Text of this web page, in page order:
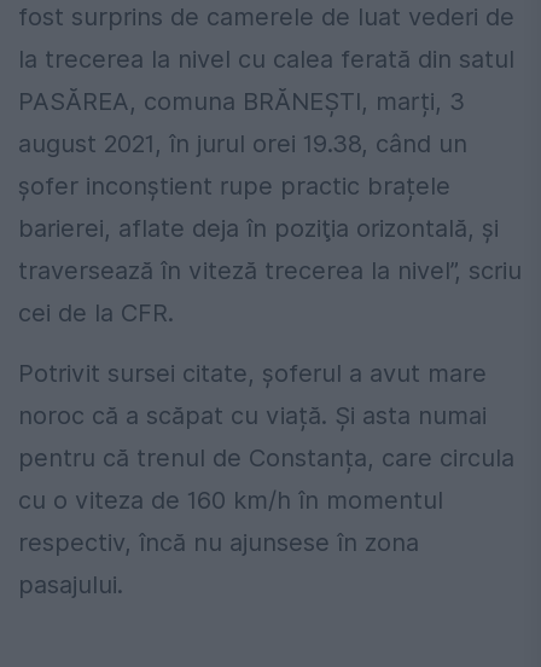
fost surprins de camerele de luat vederi de
la trecerea la nivel cu calea ferată din satul
PASĂREA, comuna BRĂNEȘTI, marți, 3
august 2021, în jurul orei 19.38, când un
şofer inconştient rupe practic brațele
barierei, aflate deja în poziţia orizontală, și
traversează în viteză trecerea la nivel”, scriu
cei de la CFR.
Potrivit sursei citate, șoferul a avut mare
noroc că a scăpat cu viață. Și asta numai
pentru că trenul de Constanța, care circula
cu o viteza de 160 km/h în momentul
respectiv, încă nu ajunsese în zona
pasajului.